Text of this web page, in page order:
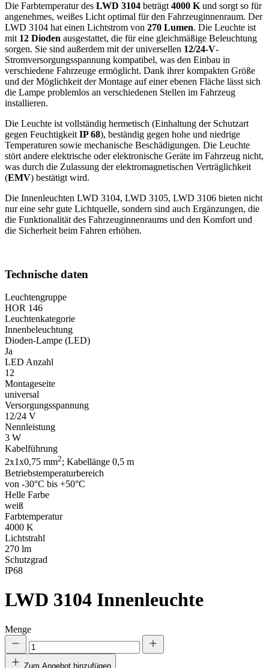
Die Farbtemperatur des LWD 3104 beträgt 4000 K und sorgt so für
angenehmes, weißes Licht optimal für den Fahrzeuginnenraum. Der
LWD 3104 hat einen Lichtstrom von 270 Lumen. Die Leuchte ist
mit 12 Dioden ausgestattet, die für eine gleichmäßige Beleuchtung
sorgen. Sie sind außerdem mit der universellen 12/24-V-
Stromversorgungsspannung kompatibel, was den Einbau in
verschiedene Fahrzeuge ermöglicht. Dank ihrer kompakten Größe
und der Möglichkeit der Montage auf einer ebenen Fläche lässt sich
die Lampe problemlos an verschiedenen Stellen im Fahrzeug
installieren.
Die Leuchte ist vollständig hermetisch (Einhaltung der Schutzart
gegen Feuchtigkeit IP 68), beständig gegen hohe und niedrige
Temperaturen sowie mechanische Beschädigungen. Die Leuchte
stört andere elektrische oder elektronische Geräte im Fahrzeug nicht,
was durch die Zulassung der elektromagnetischen Verträglichkeit
(EMV) bestätigt wird.
Die Innenleuchten LWD 3104, LWD 3105, LWD 3106 bieten nicht
nur eine sehr gute Lichtquelle, sondern sind auch Ergänzungen, die
die Funktionalität des Fahrzeuginnenraums und den Komfort und
die Sicherheit beim Fahren erhöhen.
Technische daten
Leuchtengruppe
HOR 146
Leuchtenkategorie
Innenbeleuchtung
Dioden-Lampe (LED)
Ja
LED Anzahl
12
Montageseite
universal
Versorgungsspannung
12/24 V
Nennleistung
3 W
Kabelführung
2x1x0,75 mm2; Kabellänge 0,5 m
Betriebstemperaturbereich
von -30°C bis +50°C
Helle Farbe
weiß
Farbtemperatur
4000 K
Lichtstrahl
270 lm
Schutzgrad
IP68
LWD 3104 Innenleuchte
Menge
Zum Angebot hinzufügen